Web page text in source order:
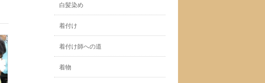
白髪染め
着付け
着付け師への道
着物